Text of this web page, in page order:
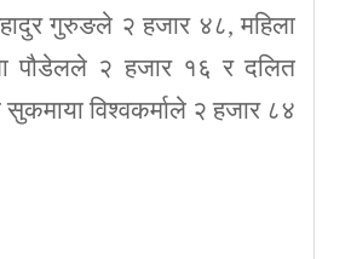
गुरुङले २ हजार ४८, महिला
पौडेलले २ हजार १६ र दलित
विश्वकर्माले २ हजार ८४